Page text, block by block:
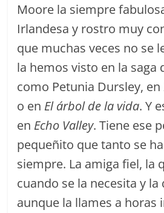
Moore la siempre
Irlandesa y rostro muy
que muchas veces no se
la hemos visto en la saga
como Petunia Dursley, en
o en El árbol de la vida. Y
en Echo Valley. Tiene ese
pequeñito que tanto se
siempre. La amiga fiel, la
cuando se la necesita y
aunque la llames a horas